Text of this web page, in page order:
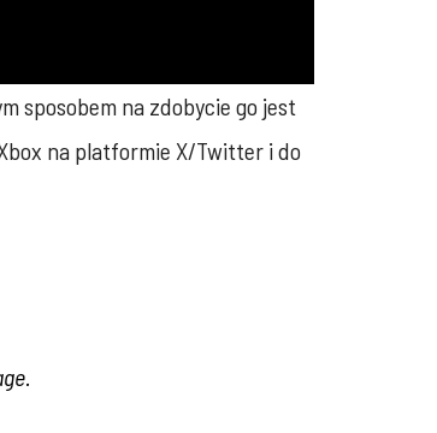
sposobem na zdobycie go jest
na platformie X/Twitter i do